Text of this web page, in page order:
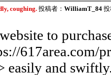
coughing. 投稿者： WilliamT_84
to
617area.com/
easily and